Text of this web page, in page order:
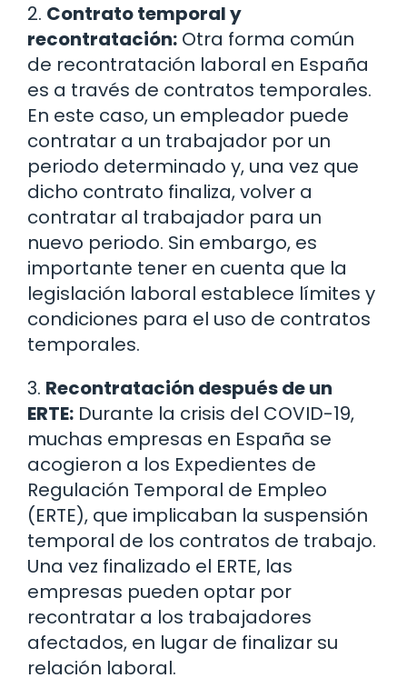
2. Contrato temporal y
recontratación: Otra forma común
de recontratación laboral en España
es a través de contratos temporales.
En este caso, un empleador puede
contratar a un trabajador por un
periodo determinado y, una vez que
dicho contrato finaliza, volver a
contratar al trabajador para un
nuevo periodo. Sin embargo, es
importante tener en cuenta que la
legislación laboral establece límites y
condiciones para el uso de contratos
temporales.
3. Recontratación después de un
ERTE: Durante la crisis del COVID-19,
muchas empresas en España se
acogieron a los Expedientes de
Regulación Temporal de Empleo
(ERTE), que implicaban la suspensión
temporal de los contratos de trabajo.
Una vez finalizado el ERTE, las
empresas pueden optar por
recontratar a los trabajadores
afectados, en lugar de finalizar su
relación laboral.